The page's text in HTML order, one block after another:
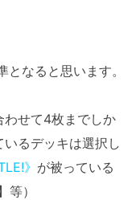
なると思います。
わせて4枚までしか
るデッキは選択し
》 が被っている
等）